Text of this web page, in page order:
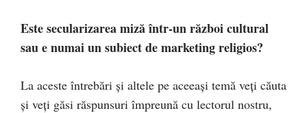
Este secularizarea miză într-un război cultural
sau e numai un subiect de marketing religios?
La aceste întrebări şi altele pe aceeaşi temă veţi căuta
şi veţi găsi răspunsuri împreună cu lectorul nostru,